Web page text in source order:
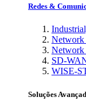
Redes &
Network
Network
SD-
WISE-
Soluções